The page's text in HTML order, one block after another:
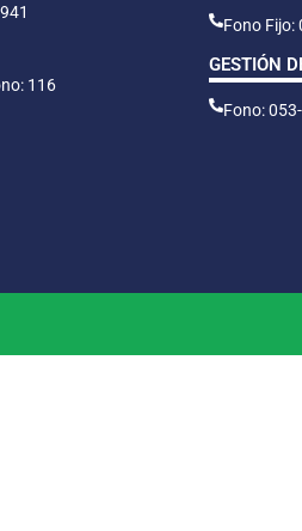
116
Fono Fijo:
GESTIÓN
Fono: